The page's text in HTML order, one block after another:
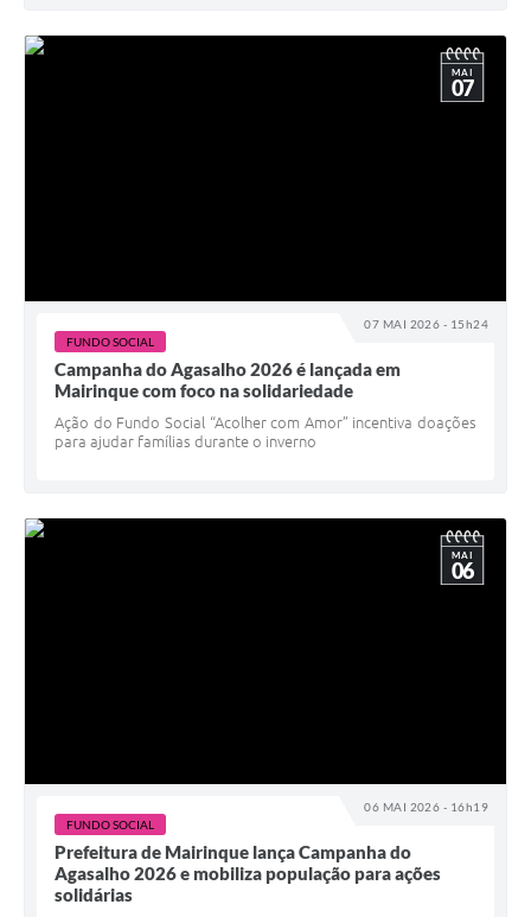
07 MAI 2026 - 15h24
MAI
07
FUNDO SOCIAL
Campanha do Agasalho 2026 é lançada em
Mairinque com foco na solidariedade
Ação do Fundo Social “Acolher com Amor” incentiva doações
para ajudar famílias durante o inverno
06 MAI 2026 - 16h19
MAI
06
FUNDO SOCIAL
Prefeitura de Mairinque lança Campanha do
Agasalho 2026 e mobiliza população para ações
solidárias